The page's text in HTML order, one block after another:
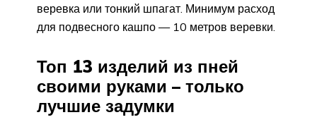
веревка или тонкий шпагат. Минимум расход
для подвесного кашпо — 10 метров веревки.
Топ 13 изделий из пней
своими руками – только
лучшие задумки